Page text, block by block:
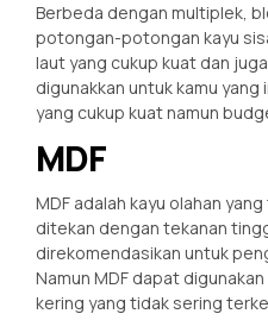
Berbeda dengan multiplek,
potongan-potongan kayu
laut yang cukup kuat dan
digunakkan untuk kamu
yang cukup kuat namun
MDF
MDF adalah kayu olahan
ditekan dengan tekanan
direkomendasikan untuk
Namun MDF dapat
kering yang tidak sering